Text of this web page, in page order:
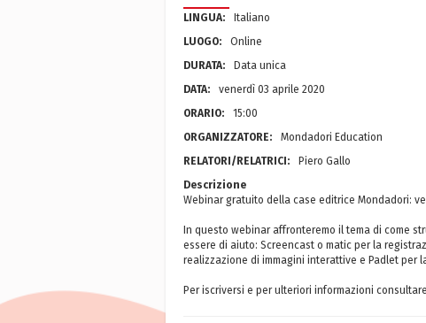
LINGUA:
Italiano
LUOGO:
Online
DURATA:
Data unica
DATA:
venerdì 03 aprile 2020
ORARIO:
15:00
ORGANIZZATORE:
Mondadori Education
RELATORI/RELATRICI:
Piero Gallo
Descrizione
Webinar gratuito della case editrice Mondadori:
In questo webinar affronteremo il tema di come
essere di aiuto: Screencast o matic per la
realizzazione di immagini interattive e Padlet per
Per iscriversi e per ulteriori informazioni